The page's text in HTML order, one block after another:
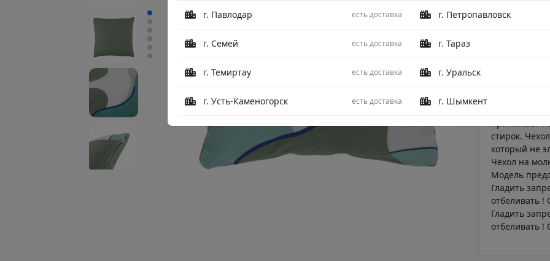
г. Павлодар есть доставка г. Петропавловск
г. Семей есть доставка г. Тараз
г. Темиртау есть доставка г. Уральск
г. Усть-Каменогорск есть доставка г. Шымкент
Подушка
авторским
любой
Логиновым
России и
сочетание
любит
принтами в
полиэстер,
принимает
стирок.
который не
Чехол на
Модель
Гладить
отбеливать !
Гладить
отбеливать !